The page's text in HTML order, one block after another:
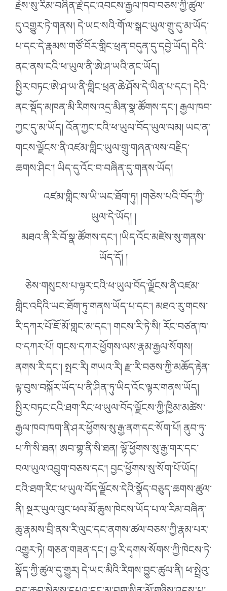
རྗེས་སུ་རིམ་བཞིན་རྗེ་དང་འབངས་རྒྱལ་ཁབ་བཅས་ཀྱི་ཚུལ་
དུ་འགྱུར་ཏེ་གནས། དེ་ཡང་སའི་གོ་ལ་སྒང་ཡུལ་གྲུ་དུ་མ་ཡོད་
པ་དང་དེ་རྣམས་གཙོ་བོར་གླིང་ཕྲན་བདུན་དུ་དབྱེ་ཡོད། དེའི་
ནང་ནས་ངའི་ཕ་ཡུལ་ནི་ཨེ་ཤ་ཡའི་ནང་ཡོད།
སྤྱིར་བཏང་ཨེ་ཤ་ཡ་ནི་གླིང་ཕྲན་ཆེ་ཤོས་དེ་ཡིན་པ་དང༌། དེའི་
ནང་སྡོད་མཁན་མི་རིགས་འདྲ་མིན་སྣ་ཚོགས་དང༌། རྒྱལ་ཁབ་
ཀྱང་དུ་མ་ཡོད། འོན་ཀྱང་ངའི་ཕ་ཡུལ་བོད་ཡུལ་ལམ། ཡང་ན་
གངས་ལྗོངས་ནི་འཛམ་གླིང་ཡུལ་གྲུ་གཞན་ལས་བརྗིད་
ཆགས་ཤིང༌། ཡིད་དུ་འོང་བ་བཞིན་དུ་གནས་ཡོད།
འཛམ་གླིང་ས་ཡི་ཡང་ཐོག་ཏུ། །གཅེས་པའི་བོད་ཀྱི་
ཡུལ་དེ་ཡོད། །
མཐའ་ནི་རི་བོ་སྣ་ཚོགས་དང༌། །ཡིད་འོང་མཛེས་སུ་གནས་
ཡོད་དོ། །
ཅེས་གསུངས་པ་ལྟར་ངའི་ཕ་ཡུལ་བོད་ལྗོངས་ནི་འཛམ་
གླིང་འདིའི་ཡང་ཐོག་ཏུ་གནས་ཡོད་པ་དང༌། མཐའ་རུ་གངས་
རི་དཀར་པོ་ཇོ་མོ་གླང་མ་དང༌། གངས་རི་ཏེ་སི། རོང་བཙན་ཁ་
བ་དཀར་པོ། གངས་དཀར་ཕྱོགས་ལས་རྣམ་རྒྱལ་སོགས།
ནགས་རི་དང༌། སྤང་རི། གཡའ་རི། རྫ་རི་བཅས་ཀྱི་མཆོད་རྟེན་
ལྟ་བུས་བསྐོར་ཡོད་པ་ནི་ཤིན་ཏུ་ཡིད་འོང་ལྟར་གནས་ཡོད།
སྤྱིར་བཏང་ངའི་ཐག་རིང་ཕ་ཡུལ་བོད་ལྗོངས་ཀྱི་ཁྱིམ་མཚེས་
རྒྱལ་ཁབ་ཁག་ནི་ཤར་ཕྱོགས་སུ་རྒྱ་ནག་དང་སོག་པོ། ནུབ་ཏུ་
པ་ཀི་སི་ཐན། ཨབ་གྷ་ནི་སི་ཐན། ལྷོ་ཕྱོགས་སུ་རྒྱ་གར་དང་
བལ་ཡུལ་འབྲུག་བཅས་དང༌། བྱང་ཕྱོགས་སུ་སོག་པོ་ཡོད།
ངའི་ཐག་རིང་ཕ་ཡུལ་བོད་ལྗོངས་དེའི་སྣོད་བཅུད་ཆགས་ཚུལ་
ནི། སྔར་ཡུལ་ལུང་ཕལ་མོ་ཆུས་ཁེངས་ཡོད་པ་ལ་རིམ་བཞིན་
ཆུ་རྣམས་བྲི་ནས་རི་ལུང་དང་ནགས་ཚལ་བཅས་ཀྱི་རྣམ་པར་
འགྱུར་ཏེ། གཅན་གཟན་དང༌། བྱ་རི་དྭགས་སོགས་ཀྱི་ཁེངས་ཏེ་
སྣོད་ཀྱི་ཚུལ་དུ་གྱུར། དེ་ཡང་མིའི་རིགས་བྱུང་ཚུལ་ནི། ཕ་སྤྲེའུ་